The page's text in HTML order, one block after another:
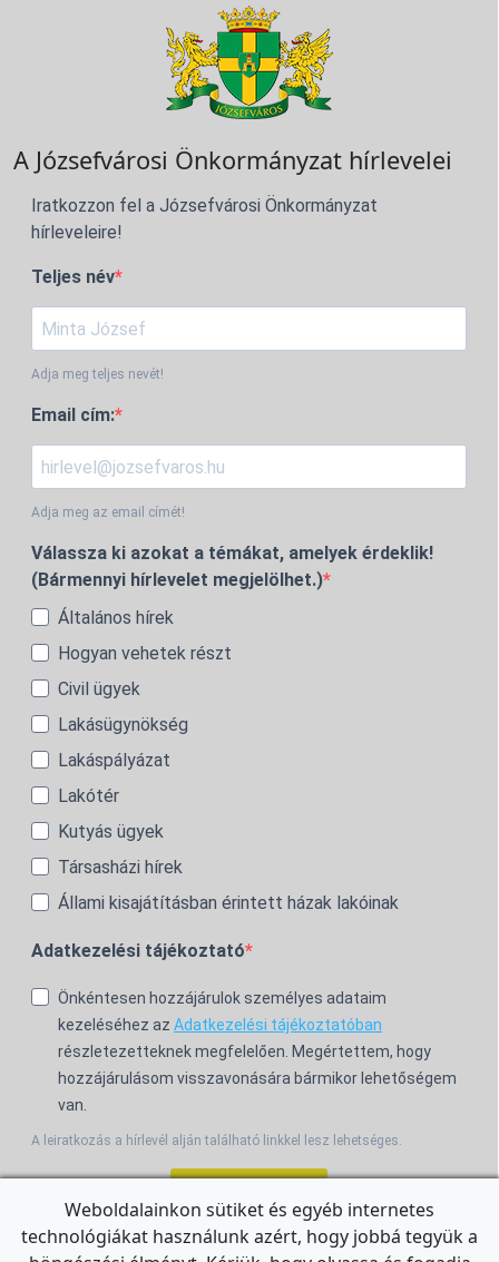
A Józsefvárosi Önkormányzat hírlevelei
Iratkozzon fel a Józsefvárosi Önkormányzat
hírleveleire!
Teljes név
Adja meg teljes nevét!
Email cím:
Adja meg az email címét!
Válassza ki azokat a témákat, amelyek érdeklik!
(Bármennyi hírlevelet megjelölhet.)
Általános hírek
Hogyan vehetek részt
Civil ügyek
Lakásügynökség
Lakáspályázat
Lakótér
Kutyás ügyek
Társasházi hírek
Állami kisajátításban érintett házak lakóinak
Adatkezelési tájékoztató
Önkéntesen hozzájárulok személyes adataim
kezeléséhez az Adatkezelési tájékoztatóban
részletezetteknek megfelelően. Megértettem, hogy
hozzájárulásom visszavonására bármikor lehetőségem
van.
A leiratkozás a hírlevél alján található linkkel lesz lehetséges.
For the English Newsletter, clickHERE.
Weboldalainkon sütiket és egyéb internetes
technológiákat használunk azért, hogy jobbá tegyük a